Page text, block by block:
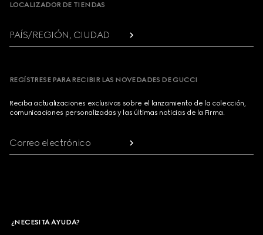
LOCALIZADOR DE TIENDAS
PAÍS/REGIÓN, CIUDAD
REGÍSTRESE PARA RECIBIR LAS NOVEDADES DE GUCCI
Reciba actualizaciones exclusivas sobre el lanzamiento de la colección,
comunicaciones personalizadas y las últimas noticias de la Firma.
Correo electrónico
¿NECESITA AYUDA?